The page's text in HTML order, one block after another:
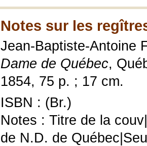
Notes sur les
Jean-Baptiste-Antoine
Dame de Québec,
1854, 75 p. ; 17 cm.
ISBN : (Br.)
Notes : Titre de la
de N.D. de